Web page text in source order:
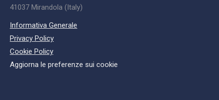
41037 Mirandola (Italy)
Informativa Generale
Privacy Policy
Cookie Policy
Aggiorna le preferenze sui cookie